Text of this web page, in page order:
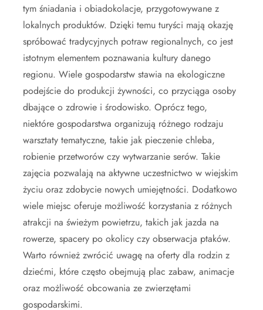
tym śniadania i obiadokolacje, przygotowywane z
lokalnych produktów. Dzięki temu turyści mają okazję
spróbować tradycyjnych potraw regionalnych, co jest
istotnym elementem poznawania kultury danego
regionu. Wiele gospodarstw stawia na ekologiczne
podejście do produkcji żywności, co przyciąga osoby
dbające o zdrowie i środowisko. Oprócz tego,
niektóre gospodarstwa organizują różnego rodzaju
warsztaty tematyczne, takie jak pieczenie chleba,
robienie przetworów czy wytwarzanie serów. Takie
zajęcia pozwalają na aktywne uczestnictwo w wiejskim
życiu oraz zdobycie nowych umiejętności. Dodatkowo
wiele miejsc oferuje możliwość korzystania z różnych
atrakcji na świeżym powietrzu, takich jak jazda na
rowerze, spacery po okolicy czy obserwacja ptaków.
Warto również zwrócić uwagę na oferty dla rodzin z
dziećmi, które często obejmują plac zabaw, animacje
oraz możliwość obcowania ze zwierzętami
gospodarskimi.